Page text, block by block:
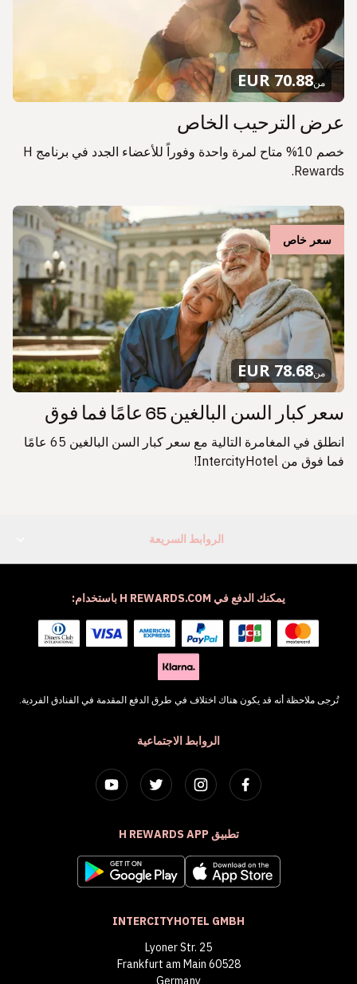
من70.88 EUR
عرض الترحيب الخاص
خصم 10% متاح لمرة واحدة وفوراً للأعضاء الجدد في برنامج H
Rewards.
سعر خاص
من78.68 EUR
سعر كبار السن البالغين 65 عامًا فما فوق
انطلق في المغامرة التالية مع سعر كبار السن البالغين 65 عامًا
فما فوق من IntercityHotel!
الروابط السريعة
الروابط الاجتماعية
تطبيق H REWARDS APP
INTERCITYHOTEL GMBH
Lyoner Str. 25
60528 Frankfurt am Main
Germany
يمكنك الدفع في H REWARDS.COM باستخدام:
تُرجى ملاحظة أنه قد يكون هناك اختلاف في طرق الدفع المقدمة في الفنادق الفردية.